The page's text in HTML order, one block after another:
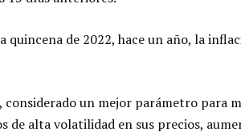
quincena de 2022, hace un año, la
considerado un mejor parámetro para
de alta volatilidad en sus precios,